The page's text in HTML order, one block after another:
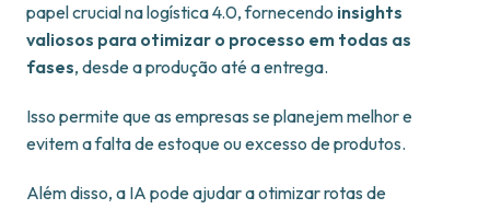
papel crucial na logística 4.0, fornecendo insights
valiosos para otimizar o processo em todas as
fases, desde a produção até a entrega.
Isso permite que as empresas se planejem melhor e
evitem a falta de estoque ou excesso de produtos.
Além disso, a IA pode ajudar a otimizar rotas de